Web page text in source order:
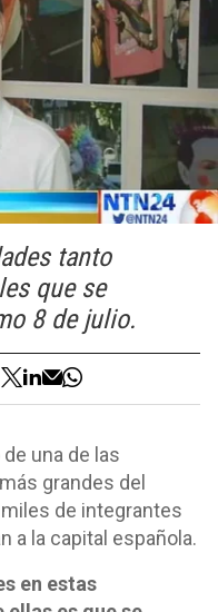
tanto
que se
8 de julio.
una de las
grandes del
de integrantes
a la capital española.
en estas